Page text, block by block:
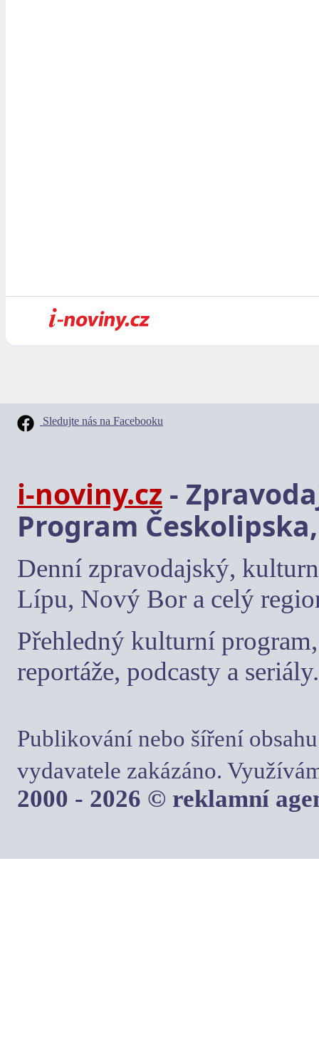
Sledujte nás na Facebooku
i-noviny.cz -
Program
Denní zpravodajský,
Lípu, Nový Bor a celý
Přehledný kulturní
reportáže, podcasty a seriály.
Publikování nebo šíření
vydavatele zakázáno.
2000 - 2026 © reklamní